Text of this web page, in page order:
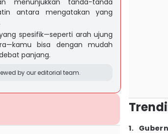
menunjukkan tanda-tanda
antara mengatakan yang
spesifik—seperti arah ujung
bisa dengan mudah
panjang.
by our editorial team.
1.